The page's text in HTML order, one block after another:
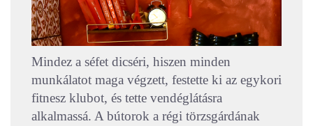
Mindez a séfet dicséri, hiszen minden
munkálatot maga végzett, festette ki az egykori
fitnesz klubot, és tette vendéglátásra
alkalmassá. A bútorok a régi törzsgárdának